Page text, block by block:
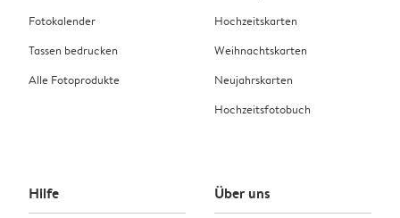
Fotokalender
Tassen bedrucken
Alle Fotoprodukte
Hochzeitskarten
Weihnachtskarten
Neujahrskarten
Hochzeitsfotobuch
Hilfe Über uns